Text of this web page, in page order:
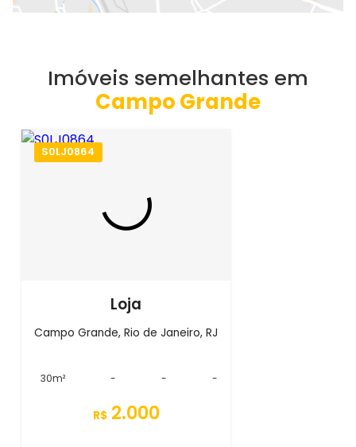
Imóveis semelhantes em
Campo Grande
S0LJ0864
Loja
Campo Grande, Rio de Janeiro, RJ
30m² - - -
R$ 2.000